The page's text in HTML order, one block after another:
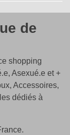
de
shopping
Asexué.e et +
Accessoires,
dédiés à